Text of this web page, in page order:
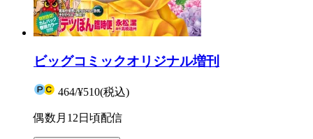
ビッグコミックオリジナル増刊
464/¥510(税込)
偶数月12日頃配信